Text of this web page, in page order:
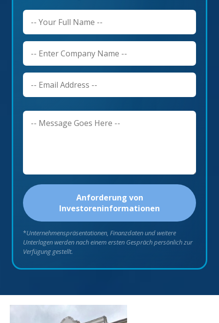
Anforderung von
Investoreninformationen
*Unternehmenspräsentationen, Finanzdaten und weitere
Unterlagen werden nach einem ersten Gespräch persönlich zur
Verfügung gestellt.